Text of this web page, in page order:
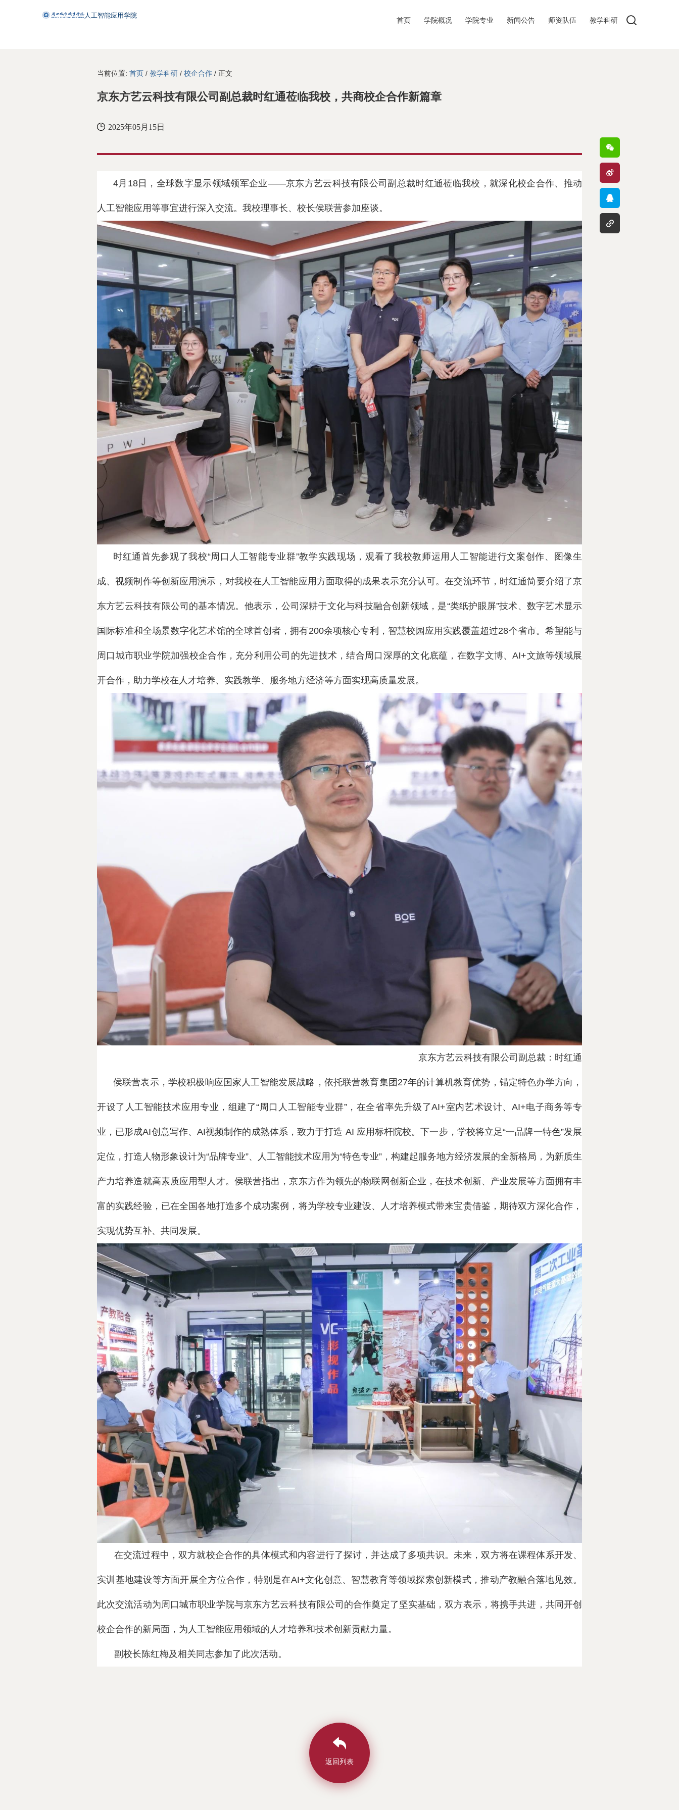
首页 学院概况 学院专业 新闻公告 师资队伍 教学科研
当前位置: 首页 / 教学科研 / 校企合作 / 正文
京东方艺云科技有限公司副总裁时红通莅临我校，共商校企合作新篇章
2025年05月15日
4月18日，全球数字显示领域领军企业——京东方艺云科技有限公司副总裁时红通莅临我校，就深化校企合作、推动
人工智能应用等事宜进行深入交流。我校理事长、校长侯联营参加座谈。
时红通首先参观了我校“周口人工智能专业群”教学实践现场，观看了我校教师运用人工智能进行文案创作、图像生
成、视频制作等创新应用演示，对我校在人工智能应用方面取得的成果表示充分认可。在交流环节，时红通简要介绍了京
东方艺云科技有限公司的基本情况。他表示，公司深耕于文化与科技融合创新领域，是“类纸护眼屏”技术、数字艺术显示
国际标准和全场景数字化艺术馆的全球首创者，拥有200余项核心专利，智慧校园应用实践覆盖超过28个省市。希望能与
周口城市职业学院加强校企合作，充分利用公司的先进技术，结合周口深厚的文化底蕴，在数字文博、AI+文旅等领域展
开合作，助力学校在人才培养、实践教学、服务地方经济等方面实现高质量发展。
京东方艺云科技有限公司副总裁：时红通
侯联营表示，学校积极响应国家人工智能发展战略，依托联营教育集团27年的计算机教育优势，锚定特色办学方向，
开设了人工智能技术应用专业，组建了“周口人工智能专业群”，在全省率先升级了AI+室内艺术设计、AI+电子商务等专
业，已形成AI创意写作、AI视频制作的成熟体系，致力于打造 AI 应用标杆院校。下一步，学校将立足“一品牌一特色”发展
定位，打造人物形象设计为“品牌专业”、人工智能技术应用为“特色专业”，构建起服务地方经济发展的全新格局，为新质生
产力培养造就高素质应用型人才。侯联营指出，京东方作为领先的物联网创新企业，在技术创新、产业发展等方面拥有丰
富的实践经验，已在全国各地打造多个成功案例，将为学校专业建设、人才培养模式带来宝贵借鉴，期待双方深化合作，
实现优势互补、共同发展。
在交流过程中，双方就校企合作的具体模式和内容进行了探讨，并达成了多项共识。未来，双方将在课程体系开发、
实训基地建设等方面开展全方位合作，特别是在AI+文化创意、智慧教育等领域探索创新模式，推动产教融合落地见效。
此次交流活动为周口城市职业学院与京东方艺云科技有限公司的合作奠定了坚实基础，双方表示，将携手共进，共同开创
校企合作的新局面，为人工智能应用领域的人才培养和技术创新贡献力量。
副校长陈红梅及相关同志参加了此次活动。
返回列表